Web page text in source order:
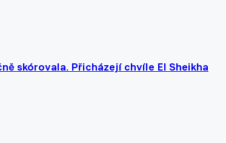
skórovala. Přicházejí chvíle El Sheikha